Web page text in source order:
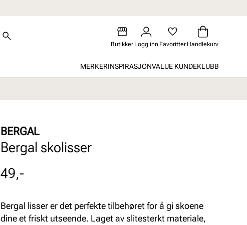
Butikker Logg inn Favoritter Handlekurv
MERKERINSPIRASJONVALUE KUNDEKLUBB
BERGAL
Bergal skolisser
Pris
49,-
Bergal lisser er det perfekte tilbehøret for å gi skoene
dine et friskt utseende. Laget av slitesterkt materiale,